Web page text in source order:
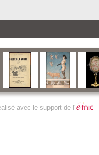
avec le support de l'